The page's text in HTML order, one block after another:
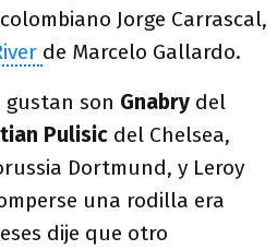
Jorge Carrascal,
de Marcelo Gallardo.
gustan son Gnabry del
Pulisic del Chelsea,
Dortmund, y Leroy
una rodilla era
dije que otro